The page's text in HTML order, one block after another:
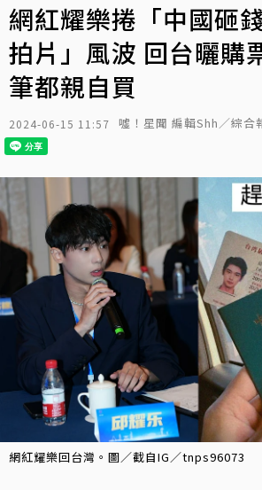
網紅耀樂捲「中國砸
拍片」風波 回台曬購
筆都親自買
2024-06-15 11:57 噓！星聞 編輯Shh／綜合
網紅耀樂回台灣。圖／截自IG／tnps96073